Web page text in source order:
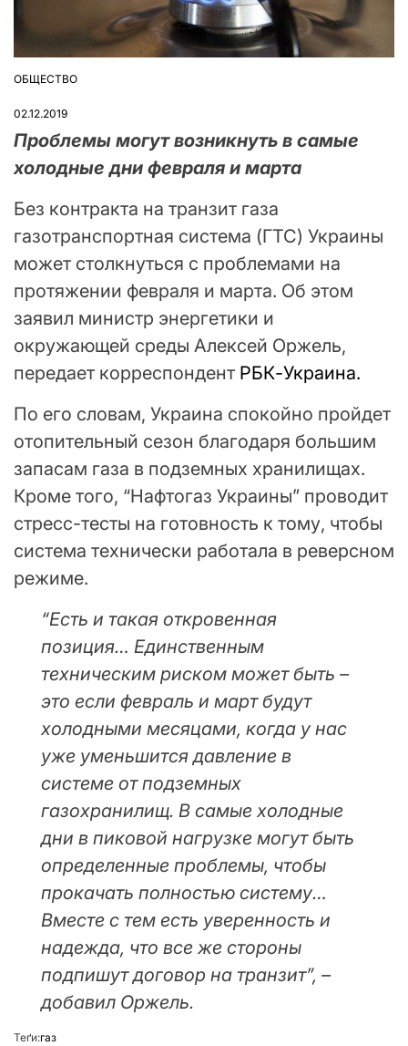
ОПУБЛІКУВАТИ
ОБЩЕСТВО
02.12.2019
Проблемы могут возникнуть в самые
холодные дни февраля и марта
Без контракта на транзит газа
газотранспортная система (ГТС) Украины
может столкнуться с проблемами на
протяжении февраля и марта. Об этом
заявил министр энергетики и
окружающей среды Алексей Оржель,
передает корреспондент РБК-Украина.
По его словам, Украина спокойно пройдет
отопительный сезон благодаря большим
запасам газа в подземных хранилищах.
Кроме того, “Нафтогаз Украины” проводит
стресс-тесты на готовность к тому, чтобы
система технически работала в реверсном
режиме.
“Есть и такая откровенная
позиция… Единственным
техническим риском может быть –
это если февраль и март будут
холодными месяцами, когда у нас
уже уменьшится давление в
системе от подземных
газохранилищ. В самые холодные
дни в пиковой нагрузке могут быть
определенные проблемы, чтобы
прокачать полностью систему…
Вместе с тем есть уверенность и
надежда, что все же стороны
подпишут договор на транзит”, –
добавил Оржель.
Теґи:газ